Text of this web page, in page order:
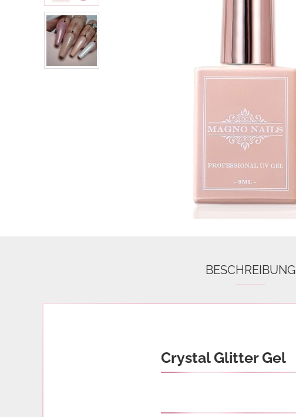
BESCHREIBUNG
Crystal Glitter Gel